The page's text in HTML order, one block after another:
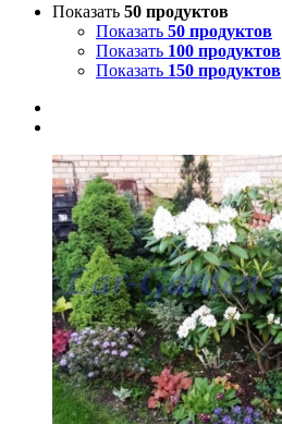
Показать 50 продуктов
Показать 50 продуктов
Показать 100 продуктов
Показать 150 продуктов